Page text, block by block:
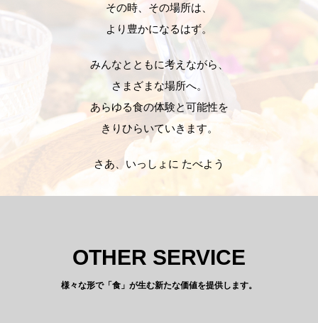
その時、その場所は、
より豊かになるはず。
みんなとともに考えながら、
さまざまな場所へ。
あらゆる食の体験と可能性を
きりひらいていきます。
さあ、いっしょに たべよう
OTHER SERVICE
様々な形で「食」が生む新たな価値を提供します。